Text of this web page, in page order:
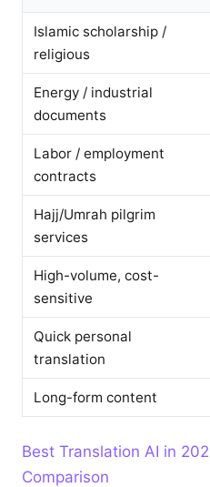
Islamic scholarship /
religious
Energy / industrial
documents
Labor / employment
contracts
Hajj/Umrah pilgrim
services
High-volume, cost-
sensitive
Quick personal
translation
Long-form content
Best Translation AI in
Comparison